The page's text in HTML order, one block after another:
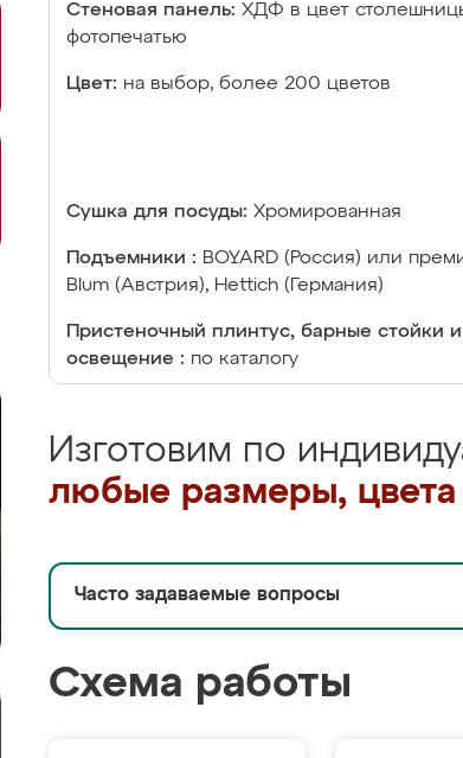
Стеновая панель: ХДФ в цвет
фотопечатью
Цвет: на выбор, более 200 цветов
Сушка для посуды: Хромированная
Подъемники : BOYARD (Россия) или
Blum (Австрия), Hettich (Германия)
Пристеночный плинтус, барные стойки
освещение : по каталогу
Изготовим по
любые размеры,
Часто задаваемые вопросы
Схема работы